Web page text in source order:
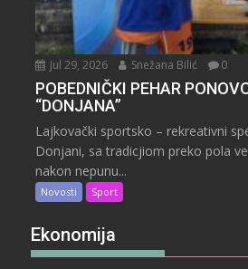
Jul 29, 2026 Snežana Bilić 0
POBEDNIČKI PEHAR
“DONJANA”
Lajkovački sportsko – rekreativni
Donjani, sa tradicjiom preko pola
nakon nepunu...
Novosti Sport
Ekonomija